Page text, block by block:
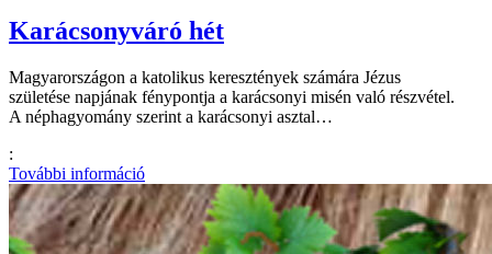
Karácsonyváró hét
Magyarországon a katolikus keresztények számára Jézus
születése napjának fénypontja a karácsonyi misén való részvétel.
A néphagyomány szerint a karácsonyi asztal…
:
További információ